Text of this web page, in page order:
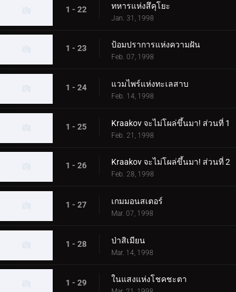
1 - 22 ทหารแห่งสึคุโยะ
Jan. 31, 1998
1 - 23 ป้อมปราการแห่งความฝัน
Feb. 07, 1998
1 - 24 แวมไพร์แห่งทะเลสาบ
Feb. 14, 1998
1 - 25 Kraakov จะไม่โผล่ขึ้นมา! ส่วนที่ 1
Feb. 21, 1998
1 - 26 Kraakov จะไม่โผล่ขึ้นมา! ส่วนที่ 2
Feb. 28, 1998
1 - 27 เกมมอนสเตอร์
Mar. 07, 1998
1 - 28 ป่าสิเมียน
Mar. 14, 1998
1 - 29 ในแสงแห่งโชคชะตา